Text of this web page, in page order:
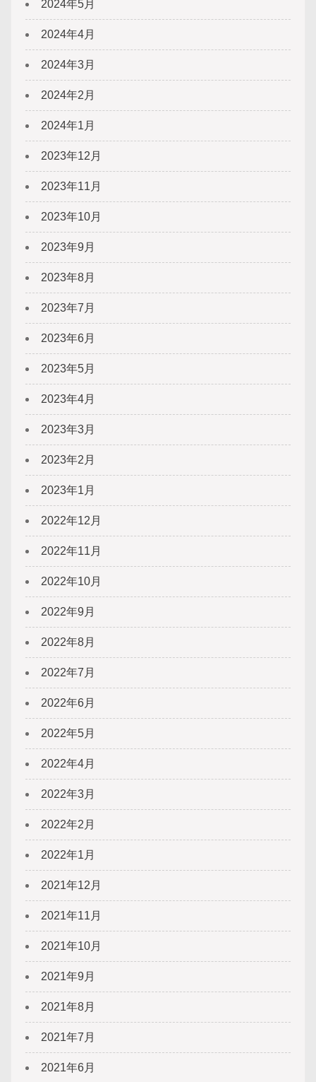
2024年5月
2024年4月
2024年3月
2024年2月
2024年1月
2023年12月
2023年11月
2023年10月
2023年9月
2023年8月
2023年7月
2023年6月
2023年5月
2023年4月
2023年3月
2023年2月
2023年1月
2022年12月
2022年11月
2022年10月
2022年9月
2022年8月
2022年7月
2022年6月
2022年5月
2022年4月
2022年3月
2022年2月
2022年1月
2021年12月
2021年11月
2021年10月
2021年9月
2021年8月
2021年7月
2021年6月